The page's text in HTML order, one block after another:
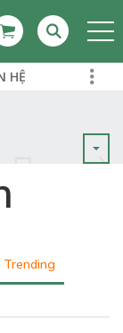
HỆ
Trending